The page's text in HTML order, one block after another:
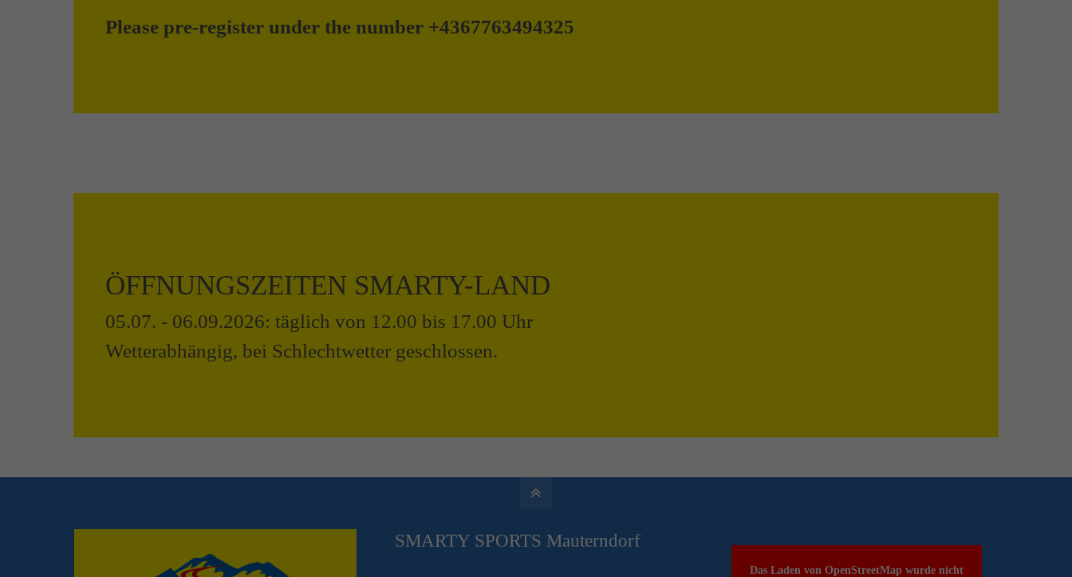
Please pre-register under the number +4367763494325
ÖFFNUNGSZEITEN SMARTY-LAND
05.07. - 06.09.2026: täglich von 12.00 bis 17.00 Uhr
Wetterabhängig, bei Schlechtwetter geschlossen.
SMARTY SPORTS Mauterndorf
Das Laden von OpenStreetMap wurde nicht